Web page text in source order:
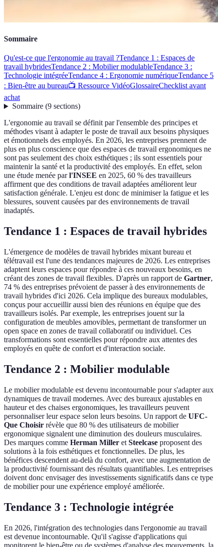
Sommaire
Qu'est-ce que l'ergonomie au travail ?Tendance 1 : Espaces de
travail hybridesTendance 2 : Mobilier modulableTendance 3 :
Technologie intégréeTendance 4 : Ergonomie numériqueTendance 5
: Bien-être au bureau📺 Ressource VidéoGlossaireChecklist avant
achat
Sommaire(9 sections)
L'ergonomie au travail se définit par l'ensemble des principes et
méthodes visant à adapter le poste de travail aux besoins physiques
et émotionnels des employés. En 2026, les entreprises prennent de
plus en plus conscience que des espaces de travail ergonomiques ne
sont pas seulement des choix esthétiques ; ils sont essentiels pour
maintenir la santé et la productivité des employés. En effet, selon
une étude menée parl'INSEE en 2025, 60 % des travailleurs
affirment que des conditions de travail adaptées améliorent leur
satisfaction générale. L'enjeu est donc de minimiser la fatigue et les
blessures, souvent causées par des environnements de travail
inadaptés.
Tendance 1 : Espaces de travail hybrides
L'émergence de modèles de travail hybrides mixant bureau et
télétravail est l'une des tendances majeures de 2026. Les entreprises
adaptent leurs espaces pour répondre à ces nouveaux besoins, en
créant des zones de travail flexibles. D'après un rapport de Gartner,
74 % des entreprises prévoient de passer à des environnements de
travail hybrides d'ici 2026. Cela implique des bureaux modulables,
conçus pour accueillir aussi bien des réunions en équipe que des
travailleurs isolés. Par exemple, les entreprises jouent sur la
configuration de meubles amovibles, permettant de transformer un
open space en zones de travail collaboratif ou individuel. Ces
transformations sont essentielles pour répondre aux attentes des
employés en quête de confort et d'interaction sociale.
Tendance 2 : Mobilier modulable
Le mobilier modulable est devenu incontournable pour s'adapter aux
dynamiques de travail modernes. Avec des bureaux ajustables en
hauteur et des chaises ergonomiques, les travailleurs peuvent
personnaliser leur espace selon leurs besoins. Un rapport de UFC-
Que Choisir révèle que 80 % des utilisateurs de mobilier
ergonomique signalent une diminution des douleurs musculaires.
Des marques comme Herman Miller et Steelcase proposent des
solutions à la fois esthétiques et fonctionnelles. De plus, les
bénéfices descendent au-delà du confort, avec une augmentation de
la productivité fournissant des résultats quantifiables. Les entreprises
doivent donc envisager des investissements significatifs dans ce type
de mobilier pour une expérience employé améliorée.
Tendance 3 : Technologie intégrée
En 2026, l'intégration des technologies dans l'ergonomie au travail
est devenue incontournable. Qu'il s'agisse d'applications qui
monitorent le bien-être ou de systèmes d'analyse des mouvements, la